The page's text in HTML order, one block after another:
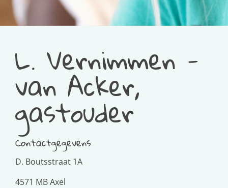
L. Vernimmen -
van Acker,
gastouder
Contactgegevens
D. Boutsstraat 1A
4571 MB Axel